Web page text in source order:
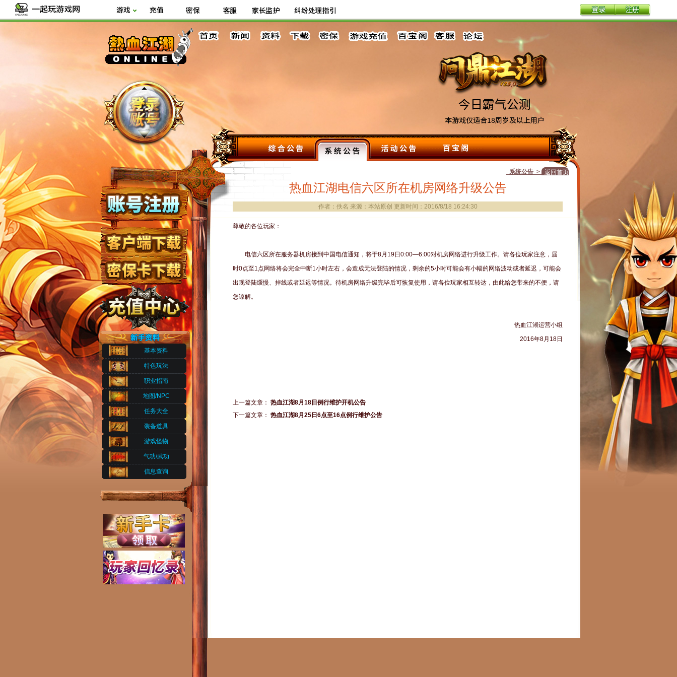
基本资料
特色玩法
职业指南
地图/NPC
任务大全
装备道具
游戏怪物
气功/武功
信息查询
返回首页
系统公告 >
热血江湖电信六区所在机房网络升级公告
作者：佚名 来源：本站原创 更新时间：2016/8/18 16:24:30
尊敬的各位玩家：
电信六区所在服务器机房接到中国电信通知，将于8月19日0:00—6:00对机房网络进行升级工作。请各位玩家注意，届
时0点至1点网络将会完全中断1小时左右，会造成无法登陆的情况，剩余的5小时可能会有小幅的网络波动或者延迟，可能会
出现登陆缓慢、掉线或者延迟等情况。待机房网络升级完毕后可恢复使用，请各位玩家相互转达，由此给您带来的不便，请
您谅解。
热血江湖运营小组
2016年8月18日
上一篇文章： 热血江湖8月18日例行维护开机公告
下一篇文章： 热血江湖8月25日6点至16点例行维护公告